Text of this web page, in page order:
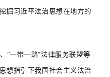
掘习近平法治思想在地方的
“一带一路”法律服务联盟等
想指引下我国社会主义法治